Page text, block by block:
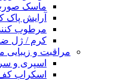
ماسک
آرایش پاک
مرطوب
کرم / ژل
مراقبت و زیبایی
اسپری و
اسکراب